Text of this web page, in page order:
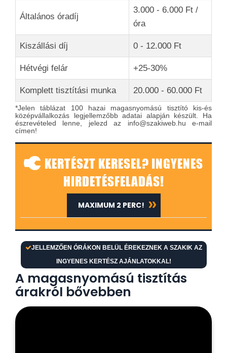
Általános óradíj
3.000 - 6.000 Ft /
óra
Kiszállási díj 0 - 12.000 Ft
Hétvégi felár +25-30%
Komplett tisztítási munka 20.000 - 60.000 Ft
*Jelen táblázat 100 hazai magasnyomású tisztító kis-és
középvállalkozás legjellemzőbb adatai alapján készült. Ha
észrevételed lenne, jelezd az info@szakiweb.hu e-mail
címen!
KERTÉSZT KERESEL? INGYENES
HIRDETÉSFELADÁS!
JELLEMZŐEN ÓRÁKON BELÜL ÉREKEZNEK A SZAKIK AZ
INGYENES KERTÉSZ AJÁNLATOKKAL!
MAXIMUM 2 PERC!
A magasnyomású tisztítás
árakról bővebben